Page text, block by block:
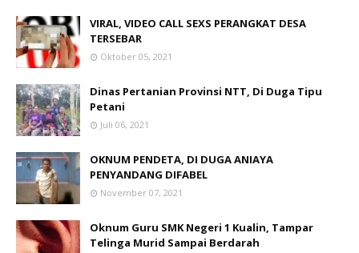
VIRAL, VIDEO CALL SEXS PERANGKAT DESA
TERSEBAR
Oktober 05, 2021
Dinas Pertanian Provinsi NTT, Di Duga Tipu
Petani
Juli 06, 2021
OKNUM PENDETA, DI DUGA ANIAYA
PENYANDANG DIFABEL
November 07, 2021
Oknum Guru SMK Negeri 1 Kualin, Tampar
Telinga Murid Sampai Berdarah